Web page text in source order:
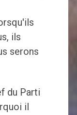
ils
serons
du Parti
il